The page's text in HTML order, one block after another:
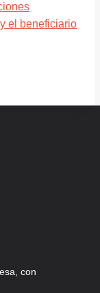
el beneficiario
con